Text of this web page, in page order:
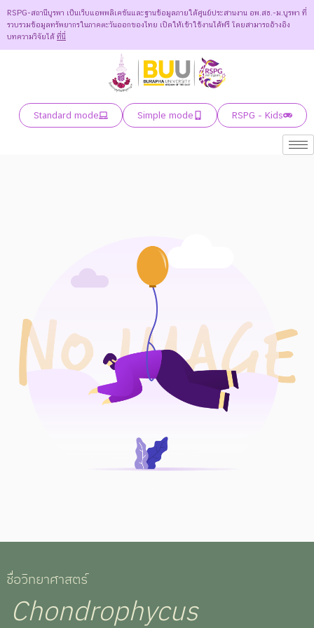
RSPG-สถานีบูรพา เป็นเว็บแอพพลิเคชันและฐานข้อมูลภายใต้ศูนย์ประสานงาน อพ.สธ.-ม.บูรพา ที่
รวบรวมข้อมูลทรัพยากรในภาคตะวันออกของไทย เปิดให้เข้าใช้งานได้ฟรี โดยสามารถอ้างอิง
บทความวิจัยได้ ที่นี่
Standard mode Simple mode RSPG - Kids
ชื่อวิทยาศาสตร์
Chondrophycus